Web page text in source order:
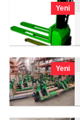
Yeni
Yeni